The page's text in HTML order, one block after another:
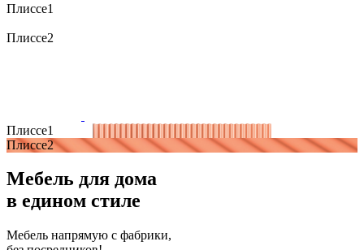
Плиссе1
Плиссе2
Плиссе1
Плиссе2
Мебель для дома
в едином стиле
Мебель напрямую с фабрики,